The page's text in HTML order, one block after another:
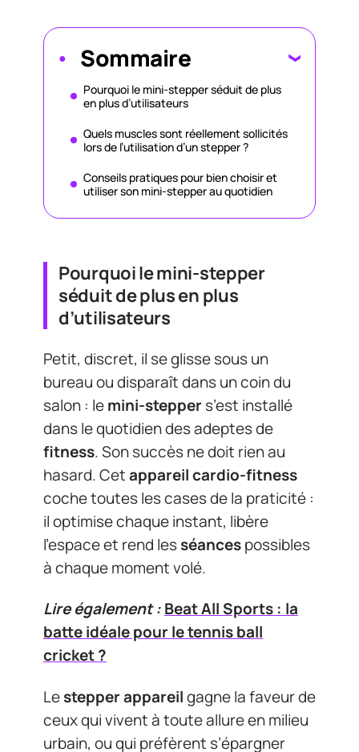
Sommaire
Pourquoi le mini-stepper séduit de plus
en plus d’utilisateurs
Quels muscles sont réellement sollicités
lors de l’utilisation d’un stepper ?
Conseils pratiques pour bien choisir et
utiliser son mini-stepper au quotidien
Pourquoi le mini-stepper
séduit de plus en plus
d’utilisateurs
Petit, discret, il se glisse sous un
bureau ou disparaît dans un coin du
salon : lemini-steppers’est installé
dans le quotidien des adeptes de
fitness. Son succès ne doit rien au
hasard. Cetappareil cardio-fitness
coche toutes les cases de la praticité :
il optimise chaque instant, libère
l’espace et rend lesséancespossibles
à chaque moment volé.
Lire également :Beat All Sports : la
batte idéale pour le tennis ball
cricket ?
Lestepper appareilgagne la faveur de
ceux qui vivent à toute allure en milieu
urbain, ou qui préfèrent s’épargner